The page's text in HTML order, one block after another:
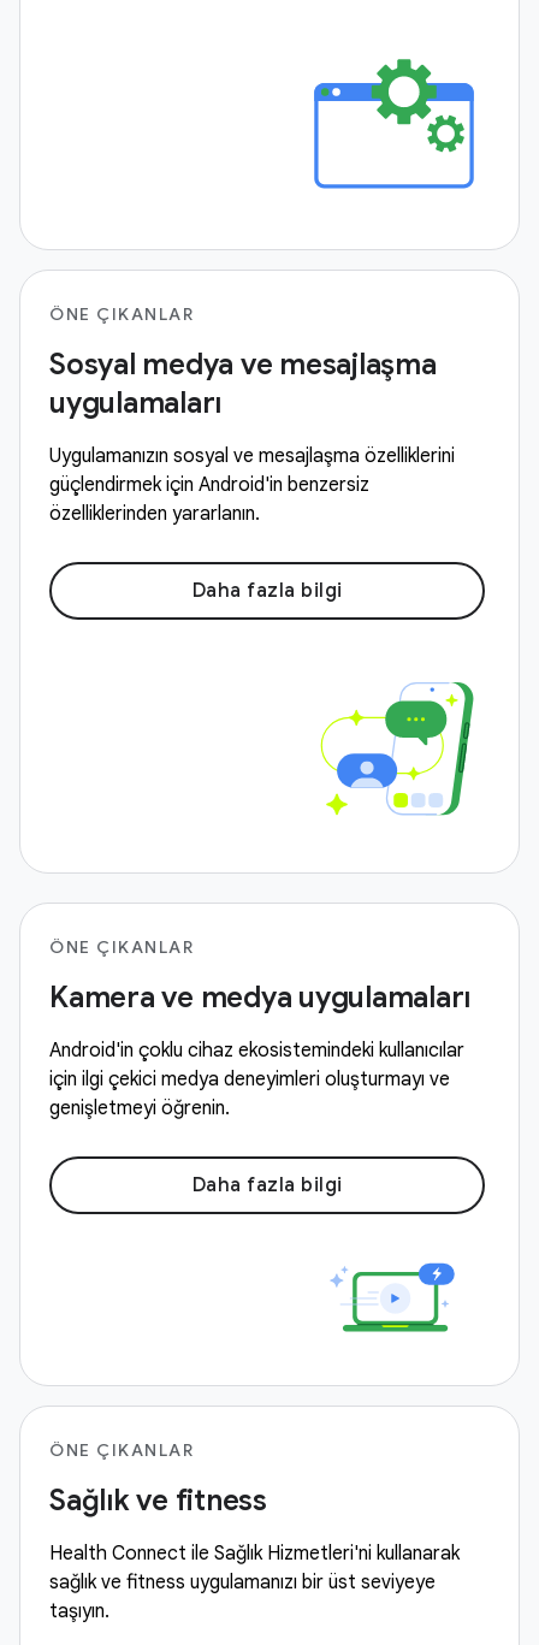
ÖNE ÇIKANLAR
Sosyal medya ve mesajlaşma
uygulamaları
Uygulamanızın sosyal ve mesajlaşma özelliklerini
güçlendirmek için Android'in benzersiz
özelliklerinden yararlanın.
Daha fazla bilgi
ÖNE ÇIKANLAR
Kamera ve medya uygulamaları
Android'in çoklu cihaz ekosistemindeki kullanıcılar
için ilgi çekici medya deneyimleri oluşturmayı ve
genişletmeyi öğrenin.
Daha fazla bilgi
ÖNE ÇIKANLAR
Sağlık ve fitness
Health Connect ile Sağlık Hizmetleri'ni kullanarak
sağlık ve fitness uygulamanızı bir üst seviyeye
taşıyın.